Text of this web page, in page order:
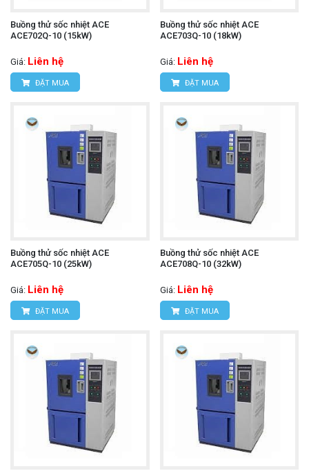
Buồng thử sốc nhiệt ACE
ACE702Q-10 (15kW)
Giá: Liên hệ
ĐẶT MUA
Buồng thử sốc nhiệt ACE
ACE703Q-10 (18kW)
Giá: Liên hệ
ĐẶT MUA
Buồng thử sốc nhiệt ACE
ACE705Q-10 (25kW)
Giá: Liên hệ
ĐẶT MUA
Buồng thử sốc nhiệt ACE
ACE708Q-10 (32kW)
Giá: Liên hệ
ĐẶT MUA